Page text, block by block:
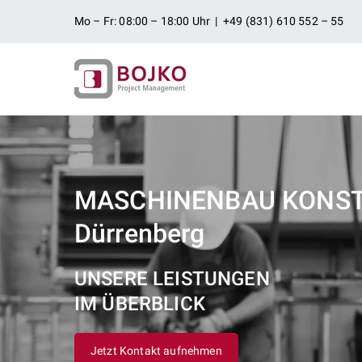
Mo – Fr: 08:00 – 18:00 Uhr | +49 (831) 610 552 – 55
MASCHINENBAU
Dürrenberg
UNSERE LEISTUNGEN
IM ÜBERBLICK
Jetzt Kontakt aufnehmen